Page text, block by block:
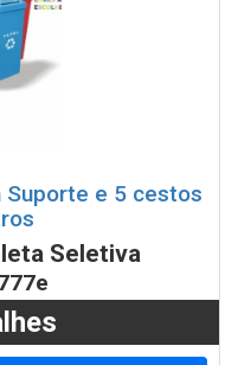
Suporte e 5 cestos
Seletiva